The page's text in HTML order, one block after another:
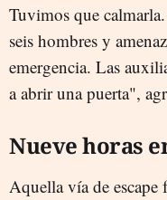
Tuvimos que
seis hombres y
emergencia. Las
a abrir una puerta",
Nueve horas
Aquella vía de escape